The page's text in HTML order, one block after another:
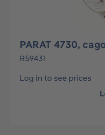
PARAT 4730,
R59431
Log in to see prices